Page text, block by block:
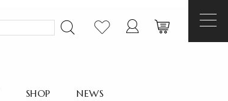
SHOP NEWS